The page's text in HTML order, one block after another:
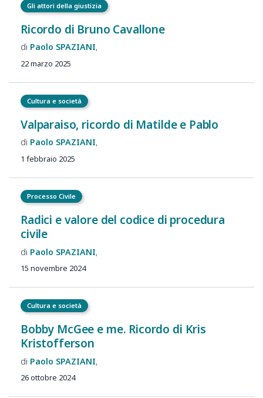
Gli attori della giustizia
Ricordo di Bruno Cavallone
Paolo SPAZIANI
22 marzo 2025
Cultura e società
Valparaiso, ricordo di Matilde e Pablo
Paolo SPAZIANI
1 febbraio 2025
Processo Civile
Radici e valore del codice di procedura
civile
Paolo SPAZIANI
15 novembre 2024
Cultura e società
Bobby McGee e me. Ricordo di Kris
Kristofferson
Paolo SPAZIANI
26 ottobre 2024